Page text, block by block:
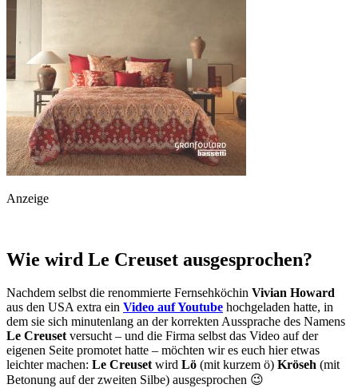
Anzeige
Wie wird Le Creuset ausgesprochen?
Nachdem selbst die renommierte Fernsehköchin Vivian Howard
aus den USA extra ein Video auf Youtube hochgeladen hatte, in
dem sie sich minutenlang an der korrekten Aussprache des Namens
Le Creusetversucht – und die Firma selbst das Video auf der
eigenen Seite promotet hatte – möchten wir es euch hier etwas
leichter machen: Le Creusetwird Lö (mit kurzem ö) Kröseh (mit
Betonung auf der zweiten Silbe) ausgesprochen 😉